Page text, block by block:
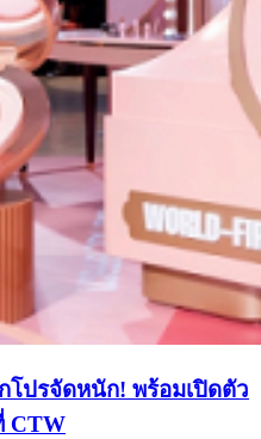
โปรจัดหนัก! พร้อมเปิดตัว
CTW